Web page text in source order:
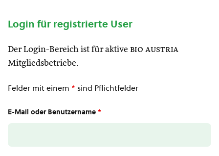
Login für registrierte User
Der Login-Bereich ist für aktive bio austria
Mitgliedsbetriebe.
Felder mit einem * sind Pflichtfelder
E-Mail oder Benutzername *